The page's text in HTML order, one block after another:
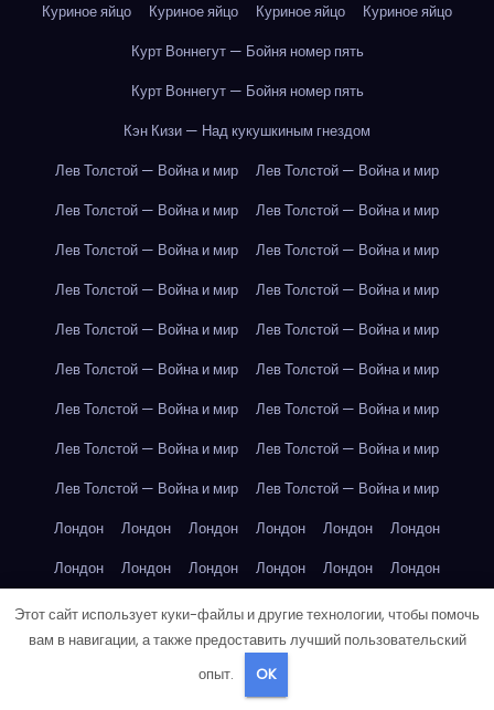
Куриное яйцо
Куриное яйцо Куриное яйцо
Куриное яйцо
Курт Воннегут — Бойня номер пять
Курт Воннегут — Бойня номер пять
Кэн Кизи — Над кукушкиным гнездом
Лев Толстой — Война и мир
Лев Толстой — Война и мир
Лев Толстой — Война и мир
Лев Толстой — Война и мир
Лев Толстой — Война и мир
Лев Толстой — Война и мир
Лев Толстой — Война и мир
Лев Толстой — Война и мир
Лев Толстой — Война и мир
Лев Толстой — Война и мир
Лев Толстой — Война и мир
Лев Толстой — Война и мир
Лев Толстой — Война и мир
Лев Толстой — Война и мир
Лев Толстой — Война и мир
Лев Толстой — Война и мир
Лев Толстой — Война и мир
Лев Толстой — Война и мир
Лондон
Лондон Лондон Лондон Лондон
Лондон
Лондон
Лондон Лондон Лондон Лондон
Лондон
Лондон
Лондон Лондон Лондон Лондон
Лондон
Лондон
Лондон Лондон Лондон
Лос-Анджелес
Этот сайт использует куки-файлы и другие технологии, чтобы помочь
вам в навигации, а также предоставить лучший пользовательский
опыт.
OK